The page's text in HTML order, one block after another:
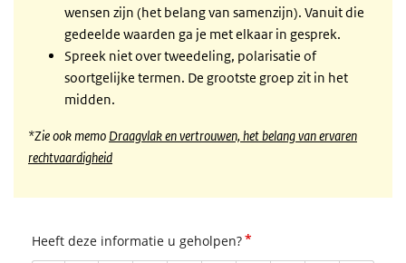
wensen zijn (het belang van samenzijn). Vanuit die
gedeelde waarden ga je met elkaar in gesprek.
Spreek niet over tweedeling, polarisatie of
soortgelijke termen. De grootste groep zit in het
midden.
*Zie ook memo Draagvlak en vertrouwen, het belang van ervaren
rechtvaardigheid
Heeft deze informatie u geholpen?*